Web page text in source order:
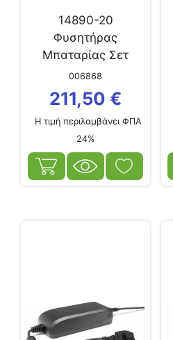
14890-20
Φυσητήρας
Μπαταρίας Σετ
Gardena PowerJet
18V P4A
006868
211,50 €
Η τιμή περιλαμβάνει ΦΠΑ
24%